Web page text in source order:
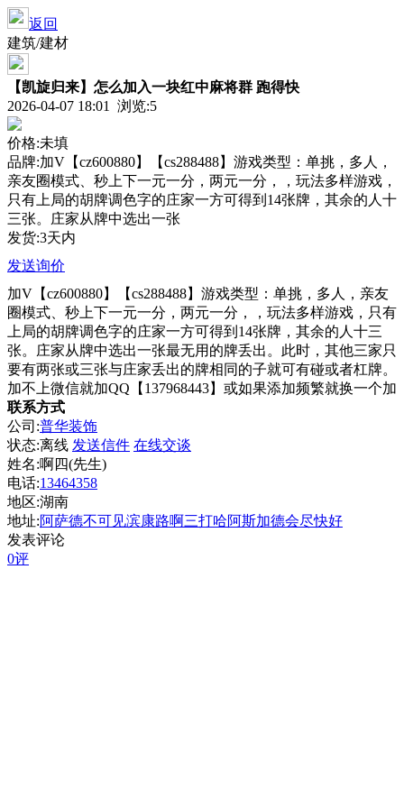
返回
建筑/建材
【凯旋归来】怎么加入一块红中麻将群 跑得快
2026-04-07 18:01 浏览:5
价格:未填
品牌:加V【cz600880】【cs288488】游戏类型：单挑，多人，
亲友圈模式、秒上下一元一分，两元一分，，玩法多样游戏，
只有上局的胡牌调色字的庄家一方可得到14张牌，其余的人十
三张。庄家从牌中选出一张
发货:3天内
发送询价
加V【cz600880】【cs288488】游戏类型：单挑，多人，亲友
圈模式、秒上下一元一分，两元一分，，玩法多样游戏，只有
上局的胡牌调色字的庄家一方可得到14张牌，其余的人十三
张。庄家从牌中选出一张最无用的牌丢出。此时，其他三家只
要有两张或三张与庄家丢出的牌相同的子就可有碰或者杠牌。
加不上微信就加QQ【137968443】或如果添加频繁就换一个加
联系方式
公司:普华装饰
状态:离线 发送信件 在线交谈
姓名:啊四(先生)
电话:13464358
地区:湖南
地址:阿萨德不可见滨康路啊三打哈阿斯加德会尽快好
发表评论
0评